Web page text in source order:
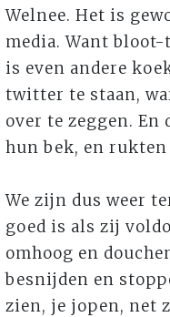
Welnee. Het is
media. Want
is even andere
twitter te staan,
over te zeggen.
hun bek, en rukten
We zijn dus weer
goed is als zij
omhoog en
besnijden en
zien, je jopen, net